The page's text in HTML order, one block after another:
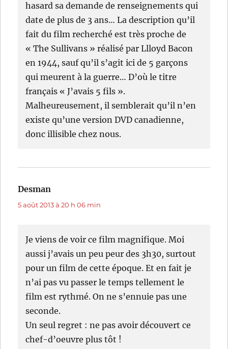
hasard sa demande de renseignements qui
date de plus de 3 ans… La description qu’il
fait du film recherché est très proche de
« The Sullivans » réalisé par Llloyd Bacon
en 1944, sauf qu’il s’agit ici de 5 garçons
qui meurent à la guerre… D’où le titre
français « J’avais 5 fils ».
Malheureusement, il semblerait qu’il n’en
existe qu’une version DVD canadienne,
donc illisible chez nous.
Desman
5 août 2013 à 20 h 06 min
Je viens de voir ce film magnifique. Moi
aussi j’avais un peu peur des 3h30, surtout
pour un film de cette époque. Et en fait je
n’ai pas vu passer le temps tellement le
film est rythmé. On ne s’ennuie pas une
seconde.
Un seul regret : ne pas avoir découvert ce
chef-d’oeuvre plus tôt !